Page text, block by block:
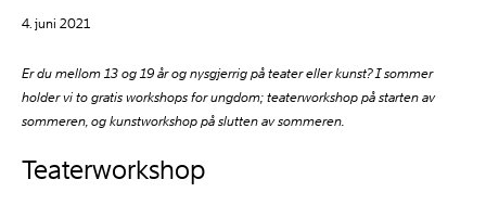
4. juni 2021
Er du mellom 13 og 19 år og nysgjerrig på teater eller kunst? I sommer
holder vi to gratis workshops for ungdom; teaterworkshop på starten av
sommeren, og kunstworkshop på slutten av sommeren.
Teaterworkshop